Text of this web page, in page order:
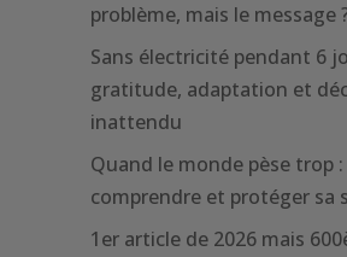
problème, mais le message
Sans électricité pendant 6
gratitude, adaptation et
inattendu
Quand le monde pèse trop :
comprendre et protéger sa
1er article de 2026 mais